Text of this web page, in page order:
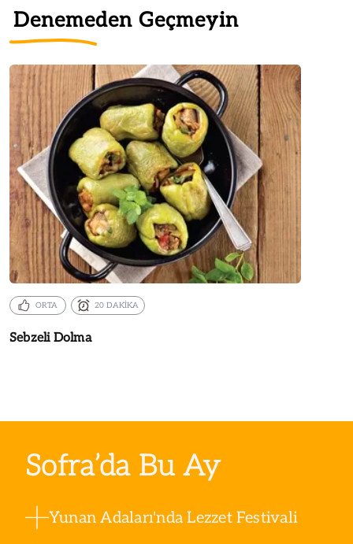
Denemeden Geçmeyin
ORTA 20 DAKİKA
Sebzeli Dolma
Sofra’da Bu Ay
Yunan Adaları'nda Lezzet Festivali